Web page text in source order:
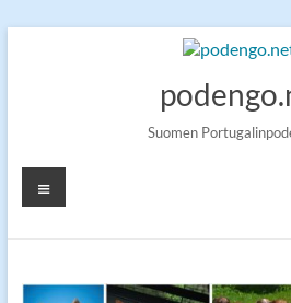
Suomen
Valikko